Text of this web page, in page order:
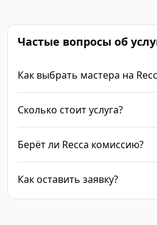
Частые вопросы об
Как выбрать мастера на
Сколько стоит услуга?
Берёт ли Recca комиссию?
Как оставить заявку?